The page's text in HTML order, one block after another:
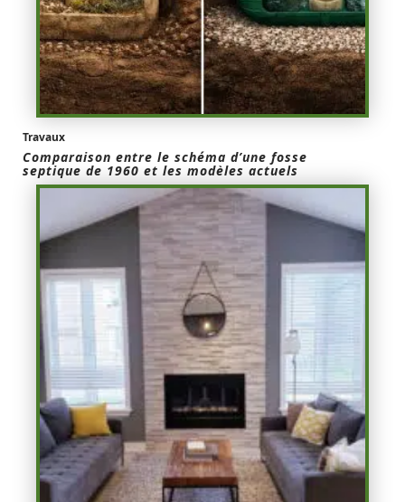
Travaux
Comparaison entre le schéma d’une fosse
septique de 1960 et les modèles actuels